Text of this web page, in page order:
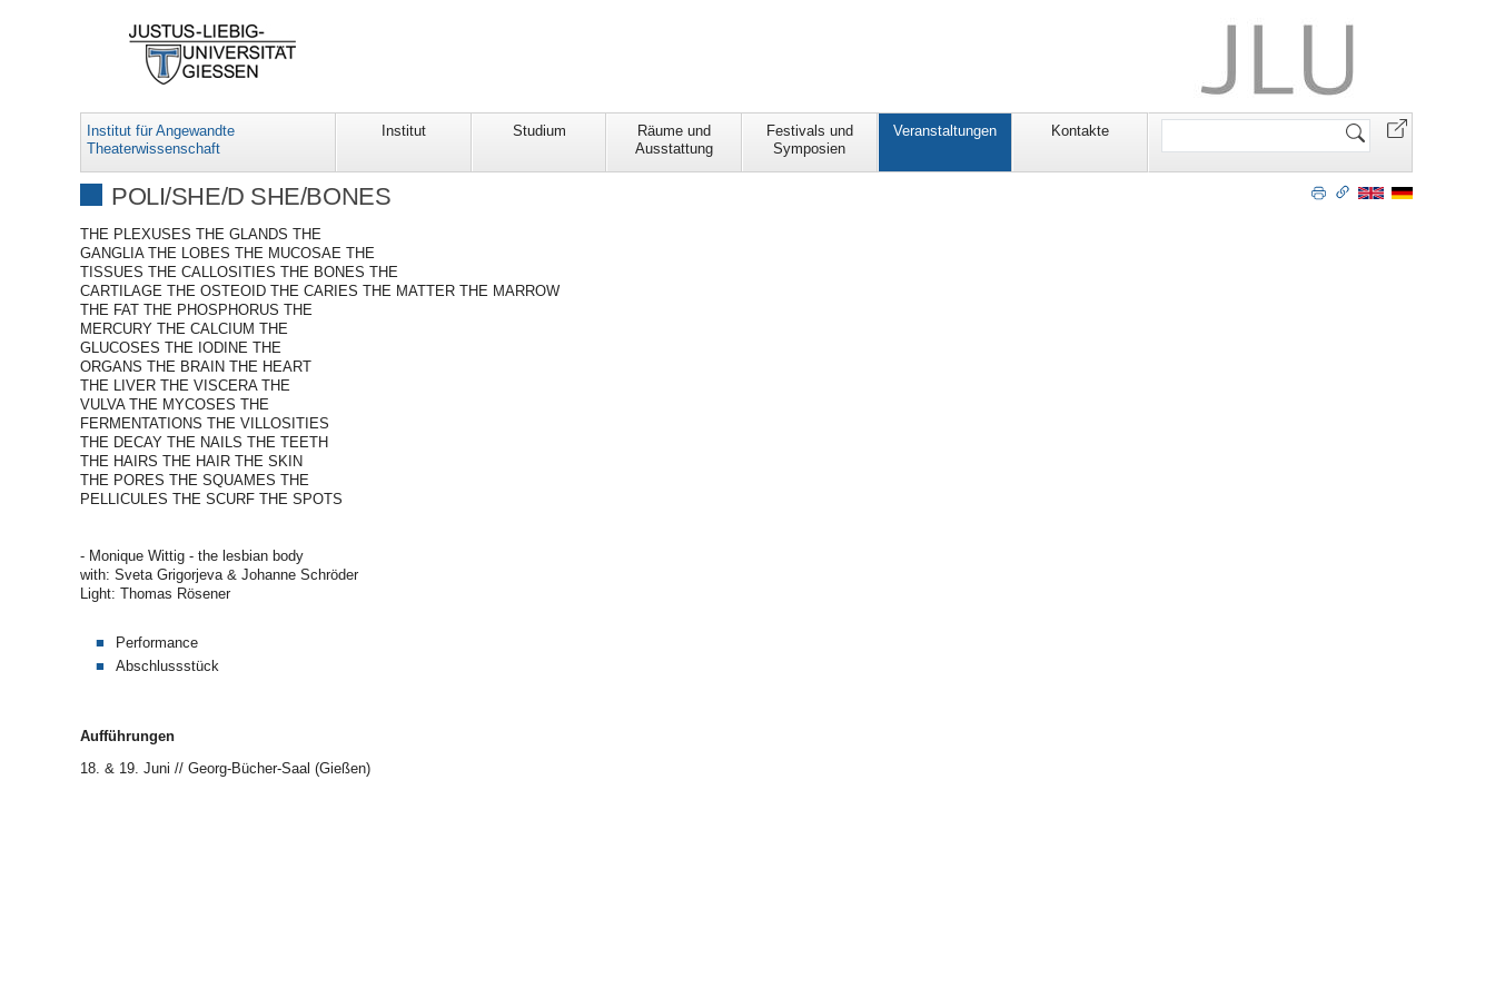
Institut für Angewandte
Theaterwissenschaft
Institut Studium
Räume und
Ausstattung
Festivals und
Symposien
Veranstaltungen Kontakte
Website
POLI/SHE/D SHE/BONES
THE PLEXUSES THE GLANDS THE
GANGLIA THE LOBES THE MUCOSAE THE
TISSUES THE CALLOSITIES THE BONES THE
CARTILAGE THE OSTEOID THE CARIES THE MATTER THE MARROW
THE FAT THE PHOSPHORUS THE
MERCURY THE CALCIUM THE
GLUCOSES THE IODINE THE
ORGANS THE BRAIN THE HEART
THE LIVER THE VISCERA THE
VULVA THE MYCOSES THE
FERMENTATIONS THE VILLOSITIES
THE DECAY THE NAILS THE TEETH
THE HAIRS THE HAIR THE SKIN
THE PORES THE SQUAMES THE
PELLICULES THE SCURF THE SPOTS
- Monique Wittig - the lesbian body
with: Sveta Grigorjeva & Johanne Schröder
Light: Thomas Rösener
Performance
Abschlussstück
Aufführungen
18. & 19. Juni // Georg-Bücher-Saal (Gießen)